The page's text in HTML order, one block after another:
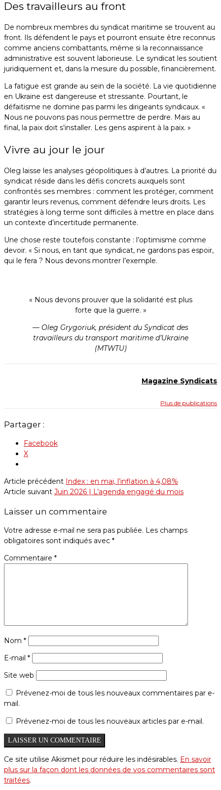
Des travailleurs au front
De nombreux membres du syndicat maritime se trouvent au
front. Ils défendent le pays et pourront ensuite être reconnus
comme anciens combattants, même si la reconnaissance
administrative est souvent laborieuse. Le syndicat les soutient
juridiquement et, dans la mesure du possible, financièrement.
La fatigue est grande au sein de la société. La vie quotidienne
en Ukraine est dangereuse et stressante. Pourtant, le
défaitisme ne domine pas parmi les dirigeants syndicaux. «
Nous ne pouvons pas nous permettre de perdre. Mais au
final, la paix doit s’installer. Les gens aspirent à la paix. »
Vivre au jour le jour
Oleg laisse les analyses géopolitiques à d’autres. La priorité du
syndicat réside dans les défis concrets auxquels sont
confrontés ses membres : comment les protéger, comment
garantir leurs revenus, comment défendre leurs droits. Les
stratégies à long terme sont difficiles à mettre en place dans
un contexte d’incertitude permanente.
Une chose reste toutefois constante : l’optimisme comme
devoir. « Si nous, en tant que syndicat, ne gardons pas espoir,
qui le fera ? Nous devons montrer l’exemple.
« Nous devons prouver que la solidarité est plus
forte que la guerre. »
— Oleg Grygoriuk, président du Syndicat des
travailleurs du transport maritime d’Ukraine
(MTWTU)
Magazine Syndicats
Plus de publications
Partager :
Facebook
X
Article précédent Index : en mai, l’inflation à 4,08%
Article suivant Juin 2026 | L’agenda engagé du mois
Laisser un commentaire
Votre adresse e-mail ne sera pas publiée. Les champs
obligatoires sont indiqués avec *
Commentaire *
Nom *
E-mail *
Site web
Prévenez-moi de tous les nouveaux commentaires par e-
mail.
Prévenez-moi de tous les nouveaux articles par e-mail.
Ce site utilise Akismet pour réduire les indésirables. En savoir
plus sur la façon dont les données de vos commentaires sont
traitées.